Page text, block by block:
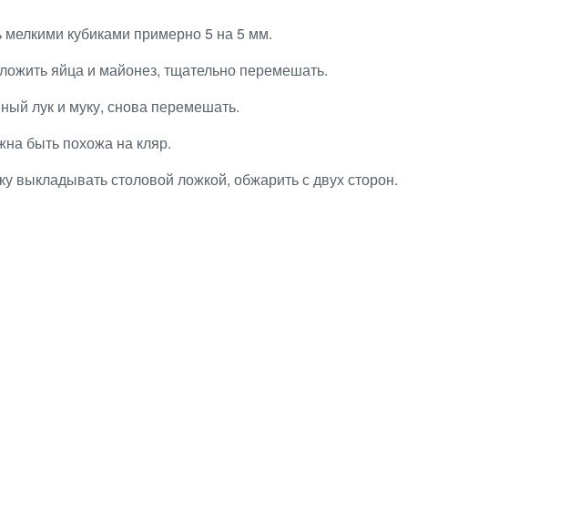
мелкими кубиками примерно 5 на 5 мм.
яйца и майонез, тщательно перемешать.
лук и муку, снова перемешать.
быть похожа на кляр.
выкладывать столовой ложкой, обжарить с двух сторон.